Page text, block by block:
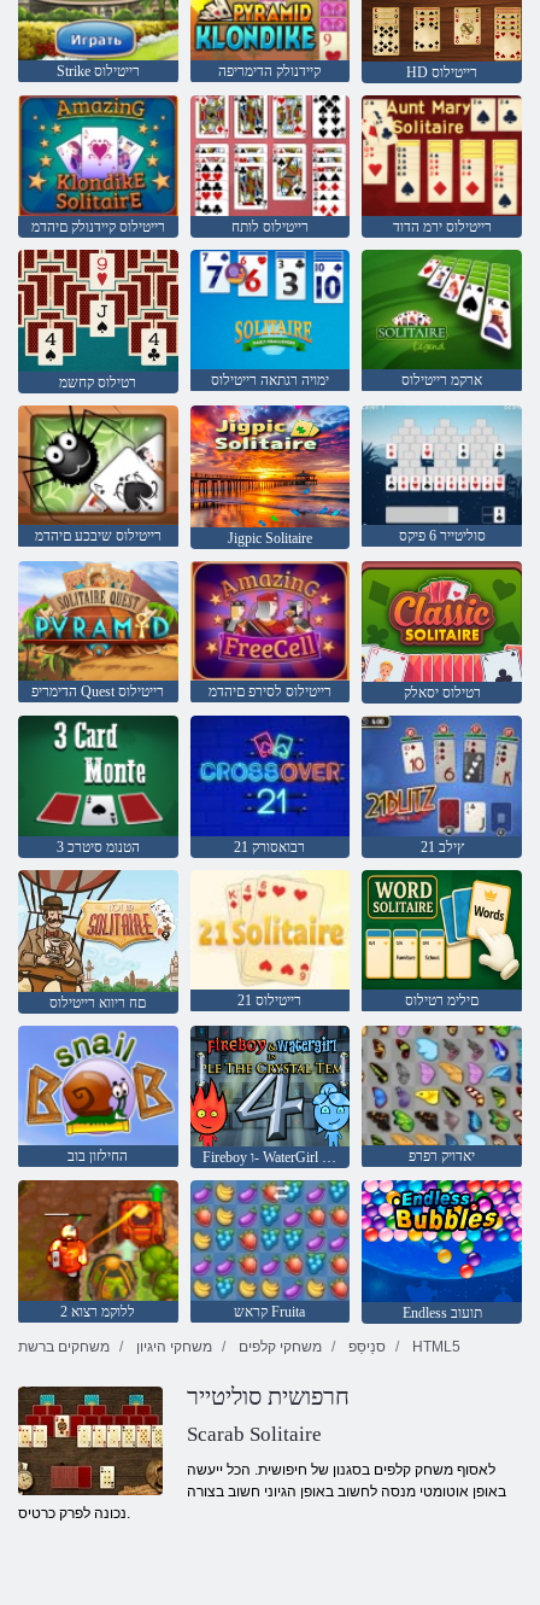
Strike רייטילוס קיידנולק הדימריפה HD רייטילוס
רייטילוס קיידנולק םיהדמ רייטילוס לותח רייטילוס ירמ הדוד
רטילוס קחשמ ימויה רגתאה רייטילוס ארקמ רייטילוס
רייטילוס שיבכע םיהדמ Jigpic Solitaire סוליטייר 6 פיקס
הדימריפ Quest רייטילוס רייטילוס לסירפ םיהדמ רטילוס יסאלק
הטנומ סיטרכ 3 21 רבואסורק ץילב 21
םח ריווא רייטילוס רייטילוס 21 םילימ רטילוס
החילזון בוב Fireboy ו- WaterGirl 4: Temple Crystal יאדויק רפרפ
2 ללוקמ רצוא קראש Fruita
Endless תועוב
משחקים ברשת
משחקי היגיון משחקי קלפים סנַיסַּפ HTML5
חרפושית סוליטייר
Scarab Solitaire
לאסוף משחק קלפים בסגנון של חיפושית. הכל ייעשה
באופן אוטומטי מנסה לחשוב באופן הגיוני חשוב בצורה
נכונה לפרק כרטיס.